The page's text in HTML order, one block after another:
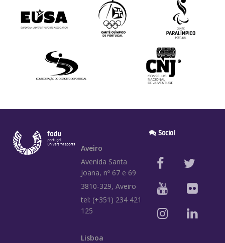
Aveiro
Avenida Santa
Joana, nº 67 e 69
3810-329, Aveiro
tel: (+351) 234 421
125
Lisboa
Social